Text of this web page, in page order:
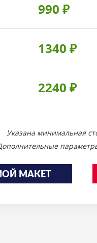
990 ₽
1340 ₽
2240 ₽
Указана минимальная
МАКЕТ